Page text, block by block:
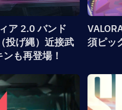
ア 2.0 バンド
投げ縄）近接武
も再登場！
須ピッ